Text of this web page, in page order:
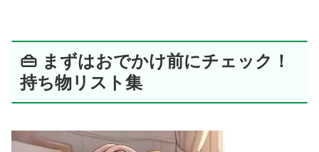
👜 まずはおでかけ前にチェック！
持ち物リスト集